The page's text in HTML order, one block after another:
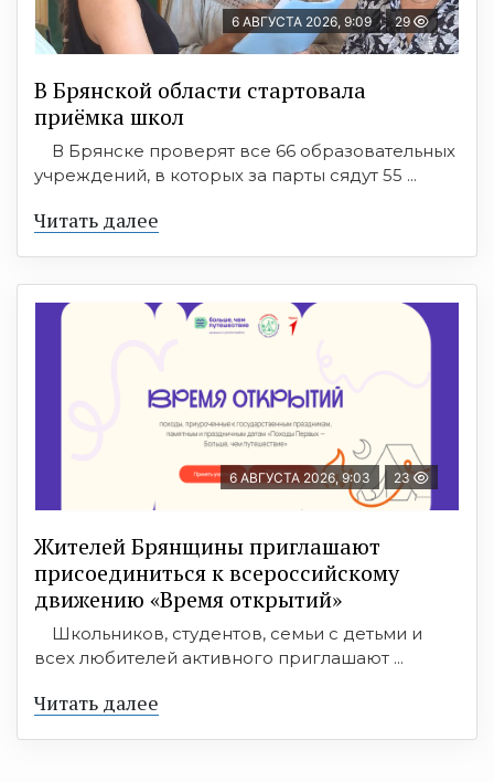
6 АВГУСТА 2026, 9:09 29
В Брянской области стартовала
приёмка школ
В Брянске проверят все 66 образовательных
учреждений, в которых за парты сядут 55 ...
Читать далее
6 АВГУСТА 2026, 9:03 23
Жителей Брянщины приглашают
присоединиться к всероссийскому
движению «Время открытий»
Школьников, студентов, семьи с детьми и
всех любителей активного приглашают ...
Читать далее